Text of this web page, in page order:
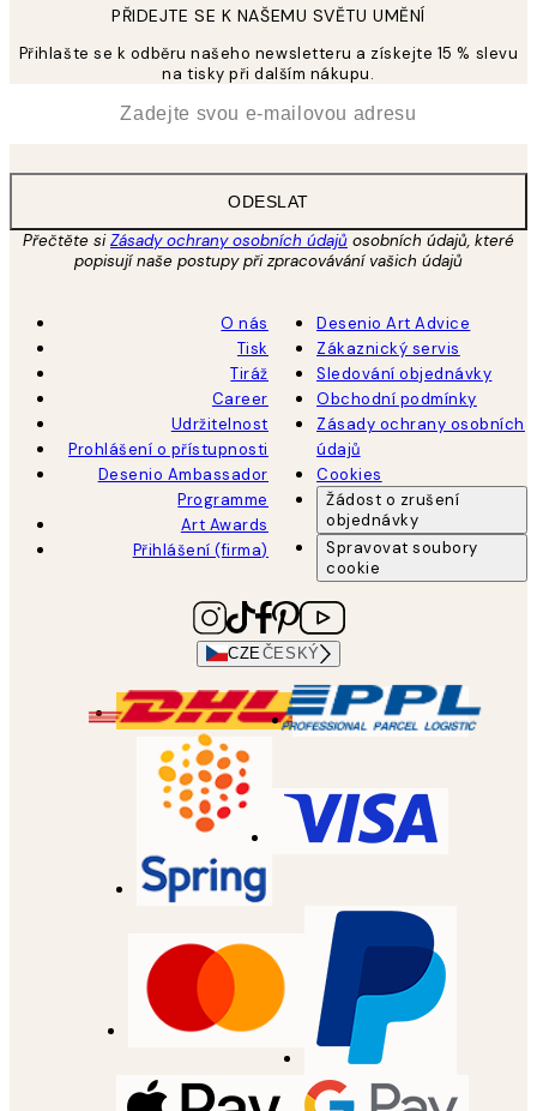
PŘIDEJTE SE K NAŠEMU SVĚTU UMĚNÍ
Přihlašte se k odběru našeho newsletteru a získejte 15 % slevu
na tisky při dalším nákupu.
ODESLAT
Přečtěte siZásady ochrany osobních údajů osobních údajů, které
popisují naše postupy při zpracovávání vašich údajů
O nás
Tisk
Tiráž
Career
Udržitelnost
Prohlášení o přístupnosti
Desenio Ambassador
Programme
Art Awards
Přihlášení (firma)
Desenio Art Advice
Zákaznický servis
Sledování objednávky
Obchodní podmínky
Zásady ochrany osobních
údajů
Cookies
Žádost o zrušení
objednávky
Spravovat soubory
cookie
CZEČESKÝ